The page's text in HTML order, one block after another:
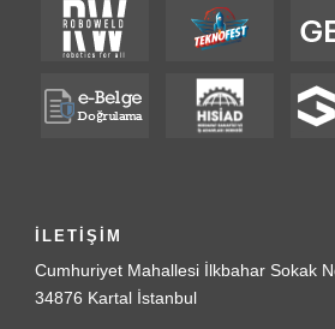
İLETİŞİM
Cumhuriyet Mahallesi İlkbahar Sokak
34876 Kartal İstanbul